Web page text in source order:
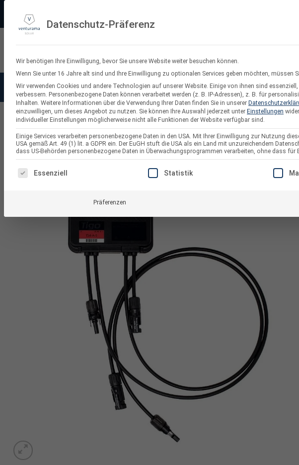
springen
PV-3D-Planungstool
Suchen
Solaranlagen Balkonkraftwerke Solarzaun
PV Optimierer
Datenschutz-Präferenz
Wir benötigen Ihre Einwilligung, bevor Sie unsere Website weiter besuchen können.
Wenn Sie unter 16 Jahre alt sind und Ihre Einwilligung zu optionalen Services geben möchten, müssen
Wir verwenden Cookies und andere Technologien auf unserer Website. Einige von ihnen sind
verbessern. Personenbezogene Daten können verarbeitet werden (z. B. IP-Adressen), z. B. für
Inhalten. Weitere Informationen über die Verwendung Ihrer Daten finden Sie in unserer
einzuwilligen, um dieses Angebot zu nutzen. Sie können Ihre Auswahl jederzeit unter Einstellungen
individueller Einstellungen möglicherweise nicht alle Funktionen der Website verfügbar sind.
Einige Services verarbeiten personenbezogene Daten in den USA. Mit Ihrer Einwilligung zur Nutzung
USA gemäß Art. 49 (1) lit. a GDPR ein. Der EuGH stuft die USA als ein Land mit unzureichendem
dass US-Behörden personenbezogene Daten in Überwachungsprogrammen verarbeiten, ohne dass
ES FOLGT EINE LISTE DER SERVICE-GRUPPEN, FÜR DIE EINE
Essenziell Statistik
Präferenzen